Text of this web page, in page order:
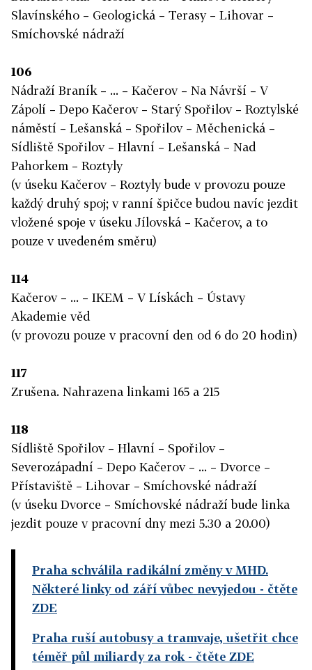
Slavínského – Geologická – Terasy – Lihovar –
Smíchovské nádraží
106
Nádraží Braník – ... – Kačerov – Na Návrší – V
Zápolí – Depo Kačerov – Starý Spořilov – Roztylské
náměstí – Lešanská – Spořilov – Měchenická –
Sídliště Spořilov – Hlavní – Lešanská – Nad
Pahorkem – Roztyly
(v úseku Kačerov – Roztyly bude v provozu pouze
každý druhý spoj; v ranní špičce budou navíc jezdit
vložené spoje v úseku Jílovská – Kačerov, a to
pouze v uvedeném směru)
114
Kačerov – ... – IKEM – V Lískách – Ústavy
Akademie věd
(v provozu pouze v pracovní den od 6 do 20 hodin)
117
Zrušena. Nahrazena linkami 165 a 215
118
Sídliště Spořilov – Hlavní – Spořilov –
Severozápadní – Depo Kačerov – ... – Dvorce –
Přístaviště – Lihovar – Smíchovské nádraží
(v úseku Dvorce – Smíchovské nádraží bude linka
jezdit pouze v pracovní dny mezi 5.30 a 20.00)
Praha schválila radikální změny v MHD.
Některé linky od září vůbec nevyjedou - čtěte
ZDE
Praha ruší autobusy a tramvaje, ušetřit chce
téměř půl miliardy za rok - čtěte ZDE